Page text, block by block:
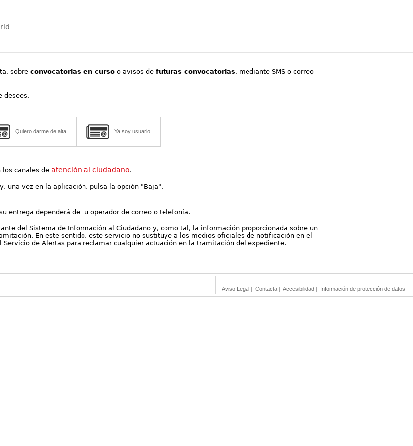
sobreconvocatorias en curso o avisos defuturas convocatorias, mediante SMS o correo
desees.
Quiero darme de alta Ya soy usuario
los canales deatención al ciudadano.
una vez en la aplicación, pulsa la opción "Baja".
entrega dependerá de tu operador de correo o telefonía.
del Sistema de Información al Ciudadano y, como tal, la información proporcionada sobre un
En este sentido, este servicio no sustituye a los medios oficiales de notificación en el
de Alertas para reclamar cualquier actuación en la tramitación del expediente.
Aviso Legal | Contacta | Accesibilidad | Información de protección de datos